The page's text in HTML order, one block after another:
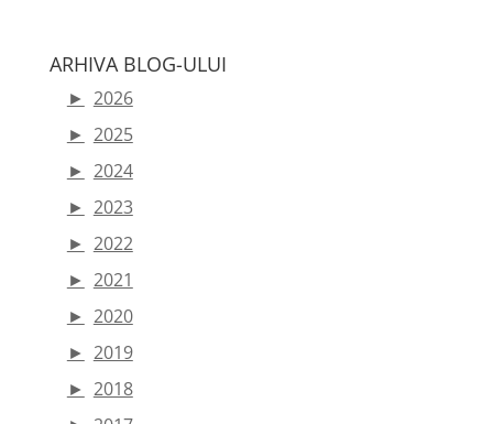
ARHIVA BLOG-ULUI
► 2026
► 2025
► 2024
► 2023
► 2022
► 2021
► 2020
► 2019
► 2018